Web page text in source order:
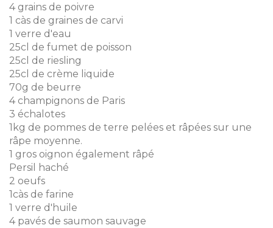
4 grains de poivre
1 càs de graines de carvi
1 verre d'eau
25cl de fumet de poisson
25cl de riesling
25cl de crème liquide
70g de beurre
4 champignons de Paris
3 échalotes
1kg de pommes de terre pelées et râpées sur une
râpe moyenne.
1 gros oignon également râpé
Persil haché
2 oeufs
1càs de farine
1 verre d'huile
4 pavés de saumon sauvage